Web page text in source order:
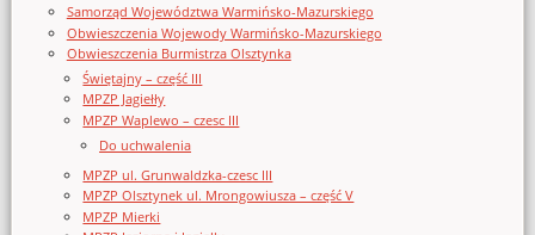
Samorząd Województwa Warmińsko-Mazurskiego
Obwieszczenia Wojewody Warmińsko-Mazurskiego
Obwieszczenia Burmistrza Olsztynka
Świętajny – część III
MPZP Jagiełły
MPZP Waplewo – czesc III
Do uchwalenia
MPZP ul. Grunwaldzka-czesc III
MPZP Olsztynek ul. Mrongowiusza – część V
MPZP Mierki